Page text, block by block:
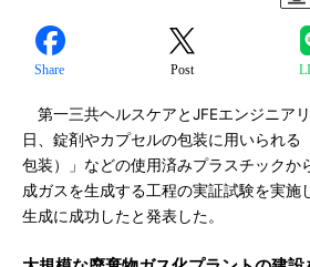
Share Post
第一三共ヘルスケアとJFEエンジニア
日、錠剤やカプセルの包装に用いられる
包装）」などの使用済みプラスチックか
成ガスを生成する工程の実証試験を実施
生成に成功したと発表した。